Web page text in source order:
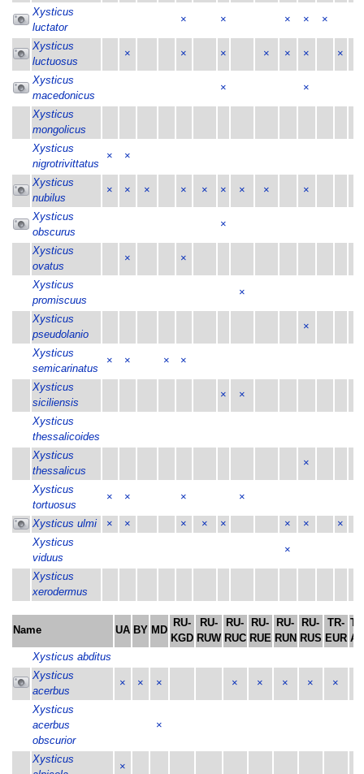
Xysticus
luctator
× × × × ×
Xysticus
luctuosus
× × × × × × ×
Xysticus
macedonicus
× ×
Xysticus
mongolicus
Xysticus
nigrotrivittatus
× ×
Xysticus
nubilus
× × × × × × × × ×
Xysticus
obscurus
×
Xysticus
ovatus
× ×
Xysticus
promiscuus
×
Xysticus
pseudolanio
×
Xysticus
semicarinatus
× × × ×
Xysticus
siciliensis
× ×
Xysticus
thessalicoides
Xysticus
thessalicus
×
Xysticus
tortuosus
× × × ×
Xysticus ulmi × × × × × × × ×
Xysticus
viduus
×
Xysticus
xerodermus
Name UA BY MD
RU-
KGD
RU-
RUW
RU-
RUC
RU-
RUE
RU-
RUN
RU-
RUS
TR-
EUR
Xysticus abditus
Xysticus
acerbus
× × × × × × × ×
Xysticus
acerbus
obscurior
×
Xysticus
×